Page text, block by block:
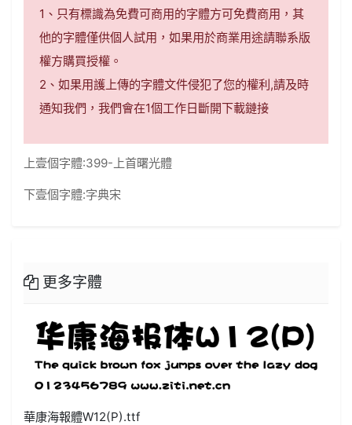
1、只有標識為免費可商用的字體方可免費商用，其
他的字體僅供個人試用，如果用於商業用途請聯系版
權方購買授權。
2、如果用護上傳的字體文件侵犯了您的權利,請及時
通知我們，我們會在1個工作日斷開下載鏈接
上壹個字體:399-上首曙光體
下壹個字體:字典宋
更多字體
華康海報體W12(P).ttf